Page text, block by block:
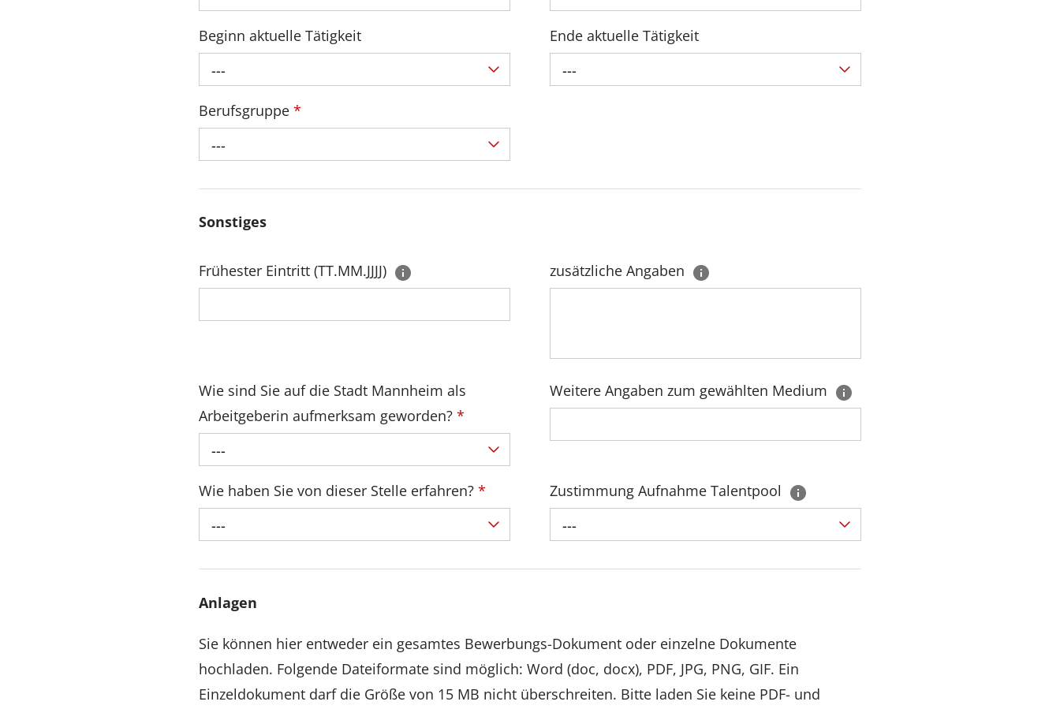
Beginn aktuelle Tätigkeit
---
Ende aktuelle Tätigkeit
---
Berufsgruppe *
---
Sonstiges
Frühester Eintritt (TT.MM.JJJJ) zusätzliche Angaben
Wie sind Sie auf die Stadt Mannheim als
Arbeitgeberin aufmerksam geworden? *
---
Weitere Angaben zum gewählten Medium
Wie haben Sie von dieser Stelle erfahren? *
---
Zustimmung Aufnahme Talentpool
---
Anlagen
Sie können hier entweder ein gesamtes Bewerbungs-Dokument oder einzelne Dokumente
hochladen. Folgende Dateiformate sind möglich: Word (doc, docx), PDF, JPG, PNG, GIF. Ein
Einzeldokument darf die Größe von 15 MB nicht überschreiten. Bitte laden Sie keine PDF- und